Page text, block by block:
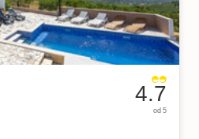
4.7
od 5